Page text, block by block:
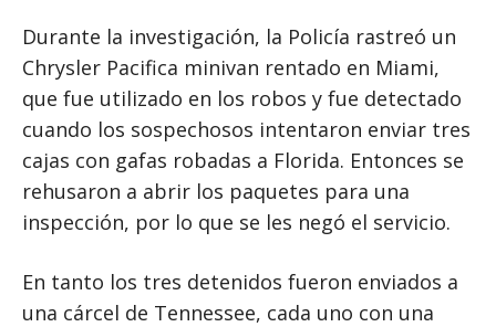
Durante la investigación, la Policía rastreó un
Chrysler Pacifica minivan rentado en Miami,
que fue utilizado en los robos y fue detectado
cuando los sospechosos intentaron enviar tres
cajas con gafas robadas a Florida. Entonces se
rehusaron a abrir los paquetes para una
inspección, por lo que se les negó el servicio.
En tanto los tres detenidos fueron enviados a
una cárcel de Tennessee, cada uno con una